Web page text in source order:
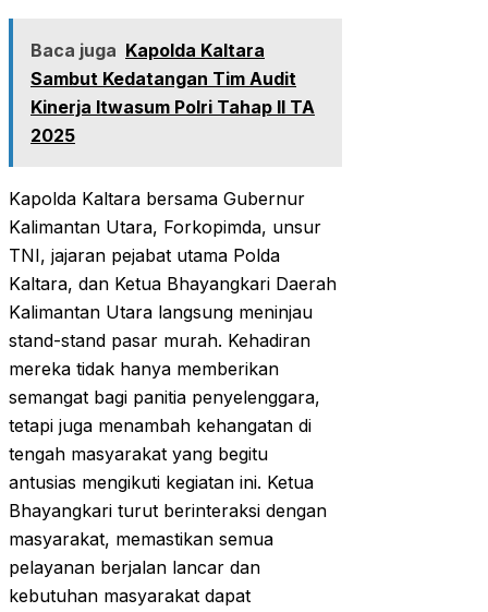
Baca juga Kapolda Kaltara
Sambut Kedatangan Tim Audit
Kinerja Itwasum Polri Tahap II TA
2025
Kapolda Kaltara bersama Gubernur
Kalimantan Utara, Forkopimda, unsur
TNI, jajaran pejabat utama Polda
Kaltara, dan Ketua Bhayangkari Daerah
Kalimantan Utara langsung meninjau
stand-stand pasar murah. Kehadiran
mereka tidak hanya memberikan
semangat bagi panitia penyelenggara,
tetapi juga menambah kehangatan di
tengah masyarakat yang begitu
antusias mengikuti kegiatan ini. Ketua
Bhayangkari turut berinteraksi dengan
masyarakat, memastikan semua
pelayanan berjalan lancar dan
kebutuhan masyarakat dapat